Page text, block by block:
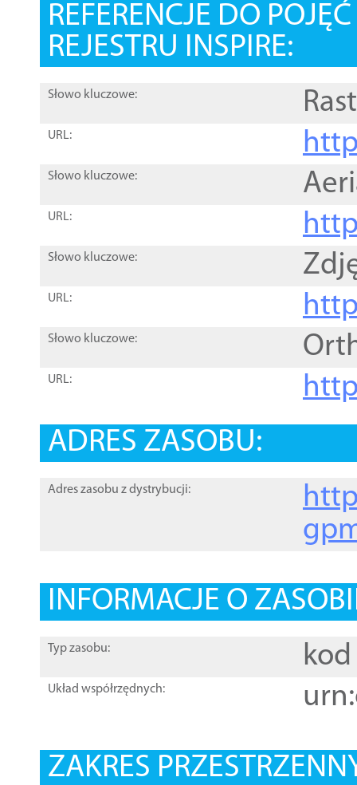
REFERENCJE DO
REJESTRU INSPIRE:
Słowo kluczowe:
URL:
Słowo kluczowe:
URL:
Słowo kluczowe:
URL:
Słowo kluczowe:
URL:
ADRES ZASOBU:
Adres zasobu z dystrybucji:
INFORMACJE O
Typ zasobu: kod
Układ współrzędnych:
ZAKRES